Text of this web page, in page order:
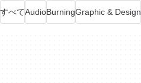
すべてAudioBurningGraphic & Design